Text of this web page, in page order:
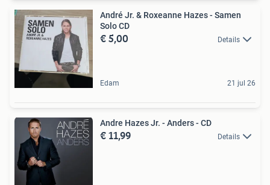
André Jr. & Roxeanne Hazes - Samen
Solo CD
€ 5,00 Details
Edam 21 jul 26
Andre Hazes Jr. - Anders - CD
€ 11,99 Details